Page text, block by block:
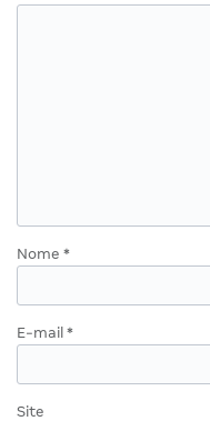
Nome *
E-mail *
Site